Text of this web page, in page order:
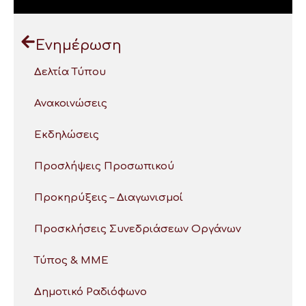
Ενημέρωση
Δελτία Τύπου
Ανακοινώσεις
Εκδηλώσεις
Προσλήψεις Προσωπικού
Προκηρύξεις – Διαγωνισμοί
Προσκλήσεις Συνεδριάσεων Οργάνων
Τύπος & ΜΜΕ
Δημοτικό Ραδιόφωνο